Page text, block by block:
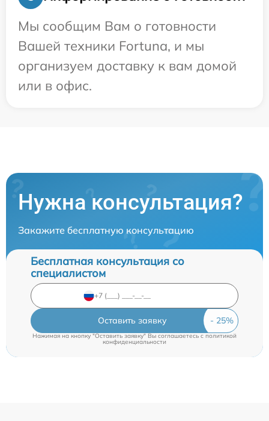
Мы сообщим Вам о готовности
Вашей техники Fortuna, и мы
организуем доставку к вам домой
или в офис.
Нужна консультация?
Закажите бесплатную консультацию
Бесплатная консультация со
специалистом
Оставить заявку
Нажимая на кнопку "Оставить заявку" Вы соглашаетесь cполитикой
конфиденциальности